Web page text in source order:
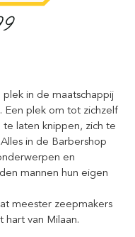
in de maatschappij
Een plek om tot zichzelf
laten knippen, zich te
in de Barbershop
en
mannen hun eigen
meester zeepmakers
hart van Milaan.